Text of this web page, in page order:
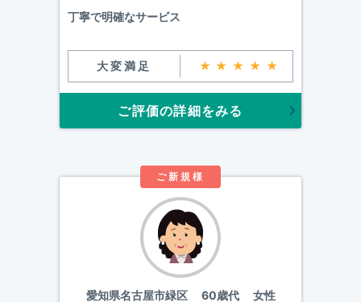
丁寧で明確なサービス
大変満足 ★★★★★
ご評価の詳細をみる
ご新規様
愛知県名古屋市緑区60歳代 女性